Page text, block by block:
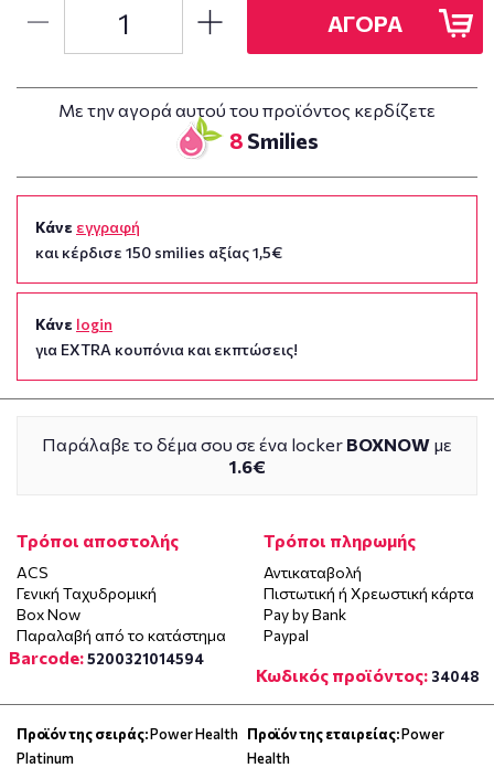
ΑΓΟΡΑ
Με την αγορά αυτού του προϊόντος κερδίζετε
8 Smilies
Κάνε εγγραφή
και κέρδισε 150 smilies αξίας 1,5€
Κάνε login
για EXTRA κουπόνια και εκπτώσεις!
Παράλαβε το δέμα σου σε ένα locker BOXNOW με
1.6€
Τρόποι αποστολής
ACS
Γενική Ταχυδρομική
Box Now
Παραλαβή από το κατάστημα
Τρόποι πληρωμής
Αντικαταβολή
Πιστωτική ή Χρεωστική κάρτα
Pay by Bank
Paypal
Barcode:5200321014594
Κωδικός προϊόντος: 34048
Προϊόν της σειράς:Power Health
Platinum
Προϊόν της εταιρείας:Power
Health